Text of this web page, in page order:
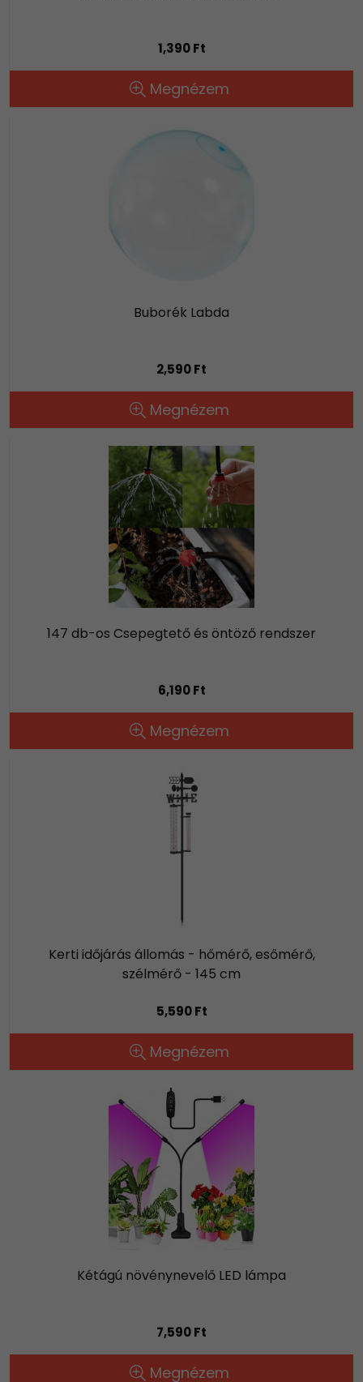
1,390 Ft
Megnézem
Buborék Labda
2,590 Ft
Megnézem
147 db-os Csepegtető és öntöző rendszer
6,190 Ft
Megnézem
Kerti időjárás állomás - hőmérő, esőmérő,
szélmérő - 145 cm
5,590 Ft
Megnézem
Kétágú növénynevelő LED lámpa
7,590 Ft
Megnézem